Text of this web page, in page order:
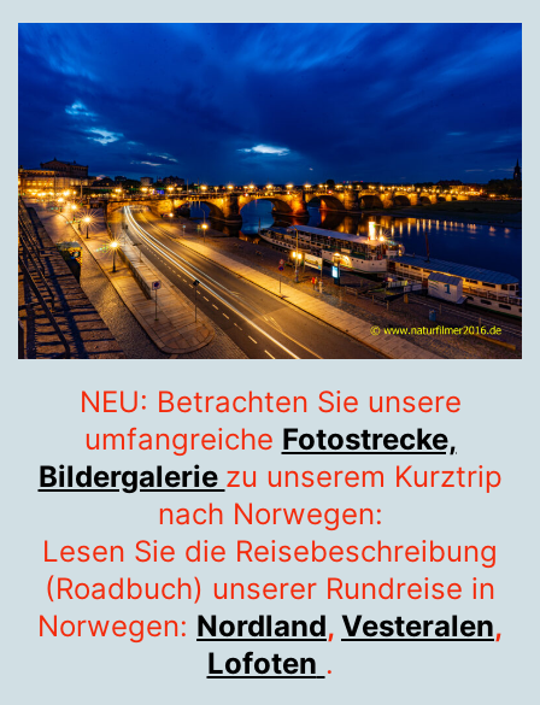
NEU: Betrachten Sie unsere
umfangreiche Fotostrecke,
Bildergalerie zu unserem Kurztrip
nach Norwegen:
Lesen Sie die Reisebeschreibung
(Roadbuch) unserer Rundreise in
Norwegen: Nordland, Vesteralen,
Lofoten .